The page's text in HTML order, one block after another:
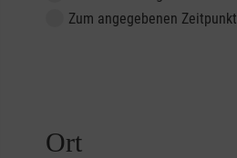
Zum angegebenen Zeitpunkt
Ort